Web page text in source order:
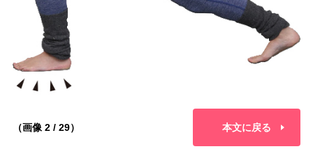
（画像 2 / 29） 本文に戻る